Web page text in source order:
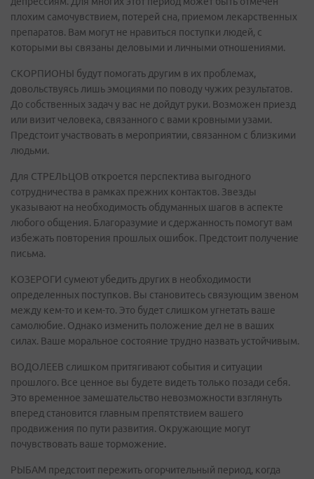
плохим самочувствием, потерей сна, приемом лекарственных
препаратов. Вам могут не нравиться поступки людей, с
которыми вы связаны деловыми и личными отношениями.
СКОРПИОНЫ будут помогать другим в их проблемах,
довольствуясь лишь эмоциями по поводу чужих результатов.
До собственных задач у вас не дойдут руки. Возможен приезд
или визит человека, связанного с вами кровными узами.
Предстоит участвовать в мероприятии, связанном с близкими
людьми.
Для СТРЕЛЬЦОВ откроется перспектива выгодного
сотрудничества в рамках прежних контактов. Звезды
указывают на необходимость обдуманных шагов в аспекте
любого общения. Благоразумие и сдержанность помогут вам
избежать повторения прошлых ошибок. Предстоит получение
письма.
КОЗЕРОГИ сумеют убедить других в необходимости
определенных поступков. Вы становитесь связующим звеном
между кем-то и кем-то. Это будет слишком угнетать ваше
самолюбие. Однако изменить положение дел не в ваших
силах. Ваше моральное состояние трудно назвать устойчивым.
ВОДОЛЕЕВ слишком притягивают события и ситуации
прошлого. Все ценное вы будете видеть только позади себя.
Это временное замешательство невозможности взглянуть
вперед становится главным препятствием вашего
продвижения по пути развития. Окружающие могут
почувствовать ваше торможение.
РЫБАМ предстоит пережить огорчительный период, когда